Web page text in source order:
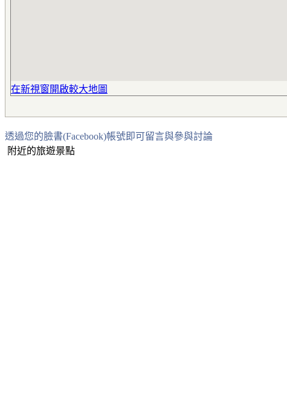
在新視窗開啟較大地圖
透過您的臉書(Facebook)帳號即可留言與參與討論
附近的旅遊景點